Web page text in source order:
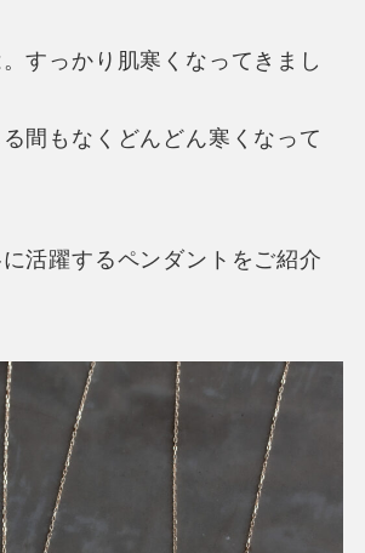
すっかり肌寒くなってきまし
間もなくどんどん寒くなって
活躍するペンダントをご紹介